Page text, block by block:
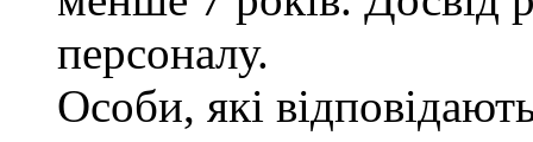
персоналу.
Особи, які